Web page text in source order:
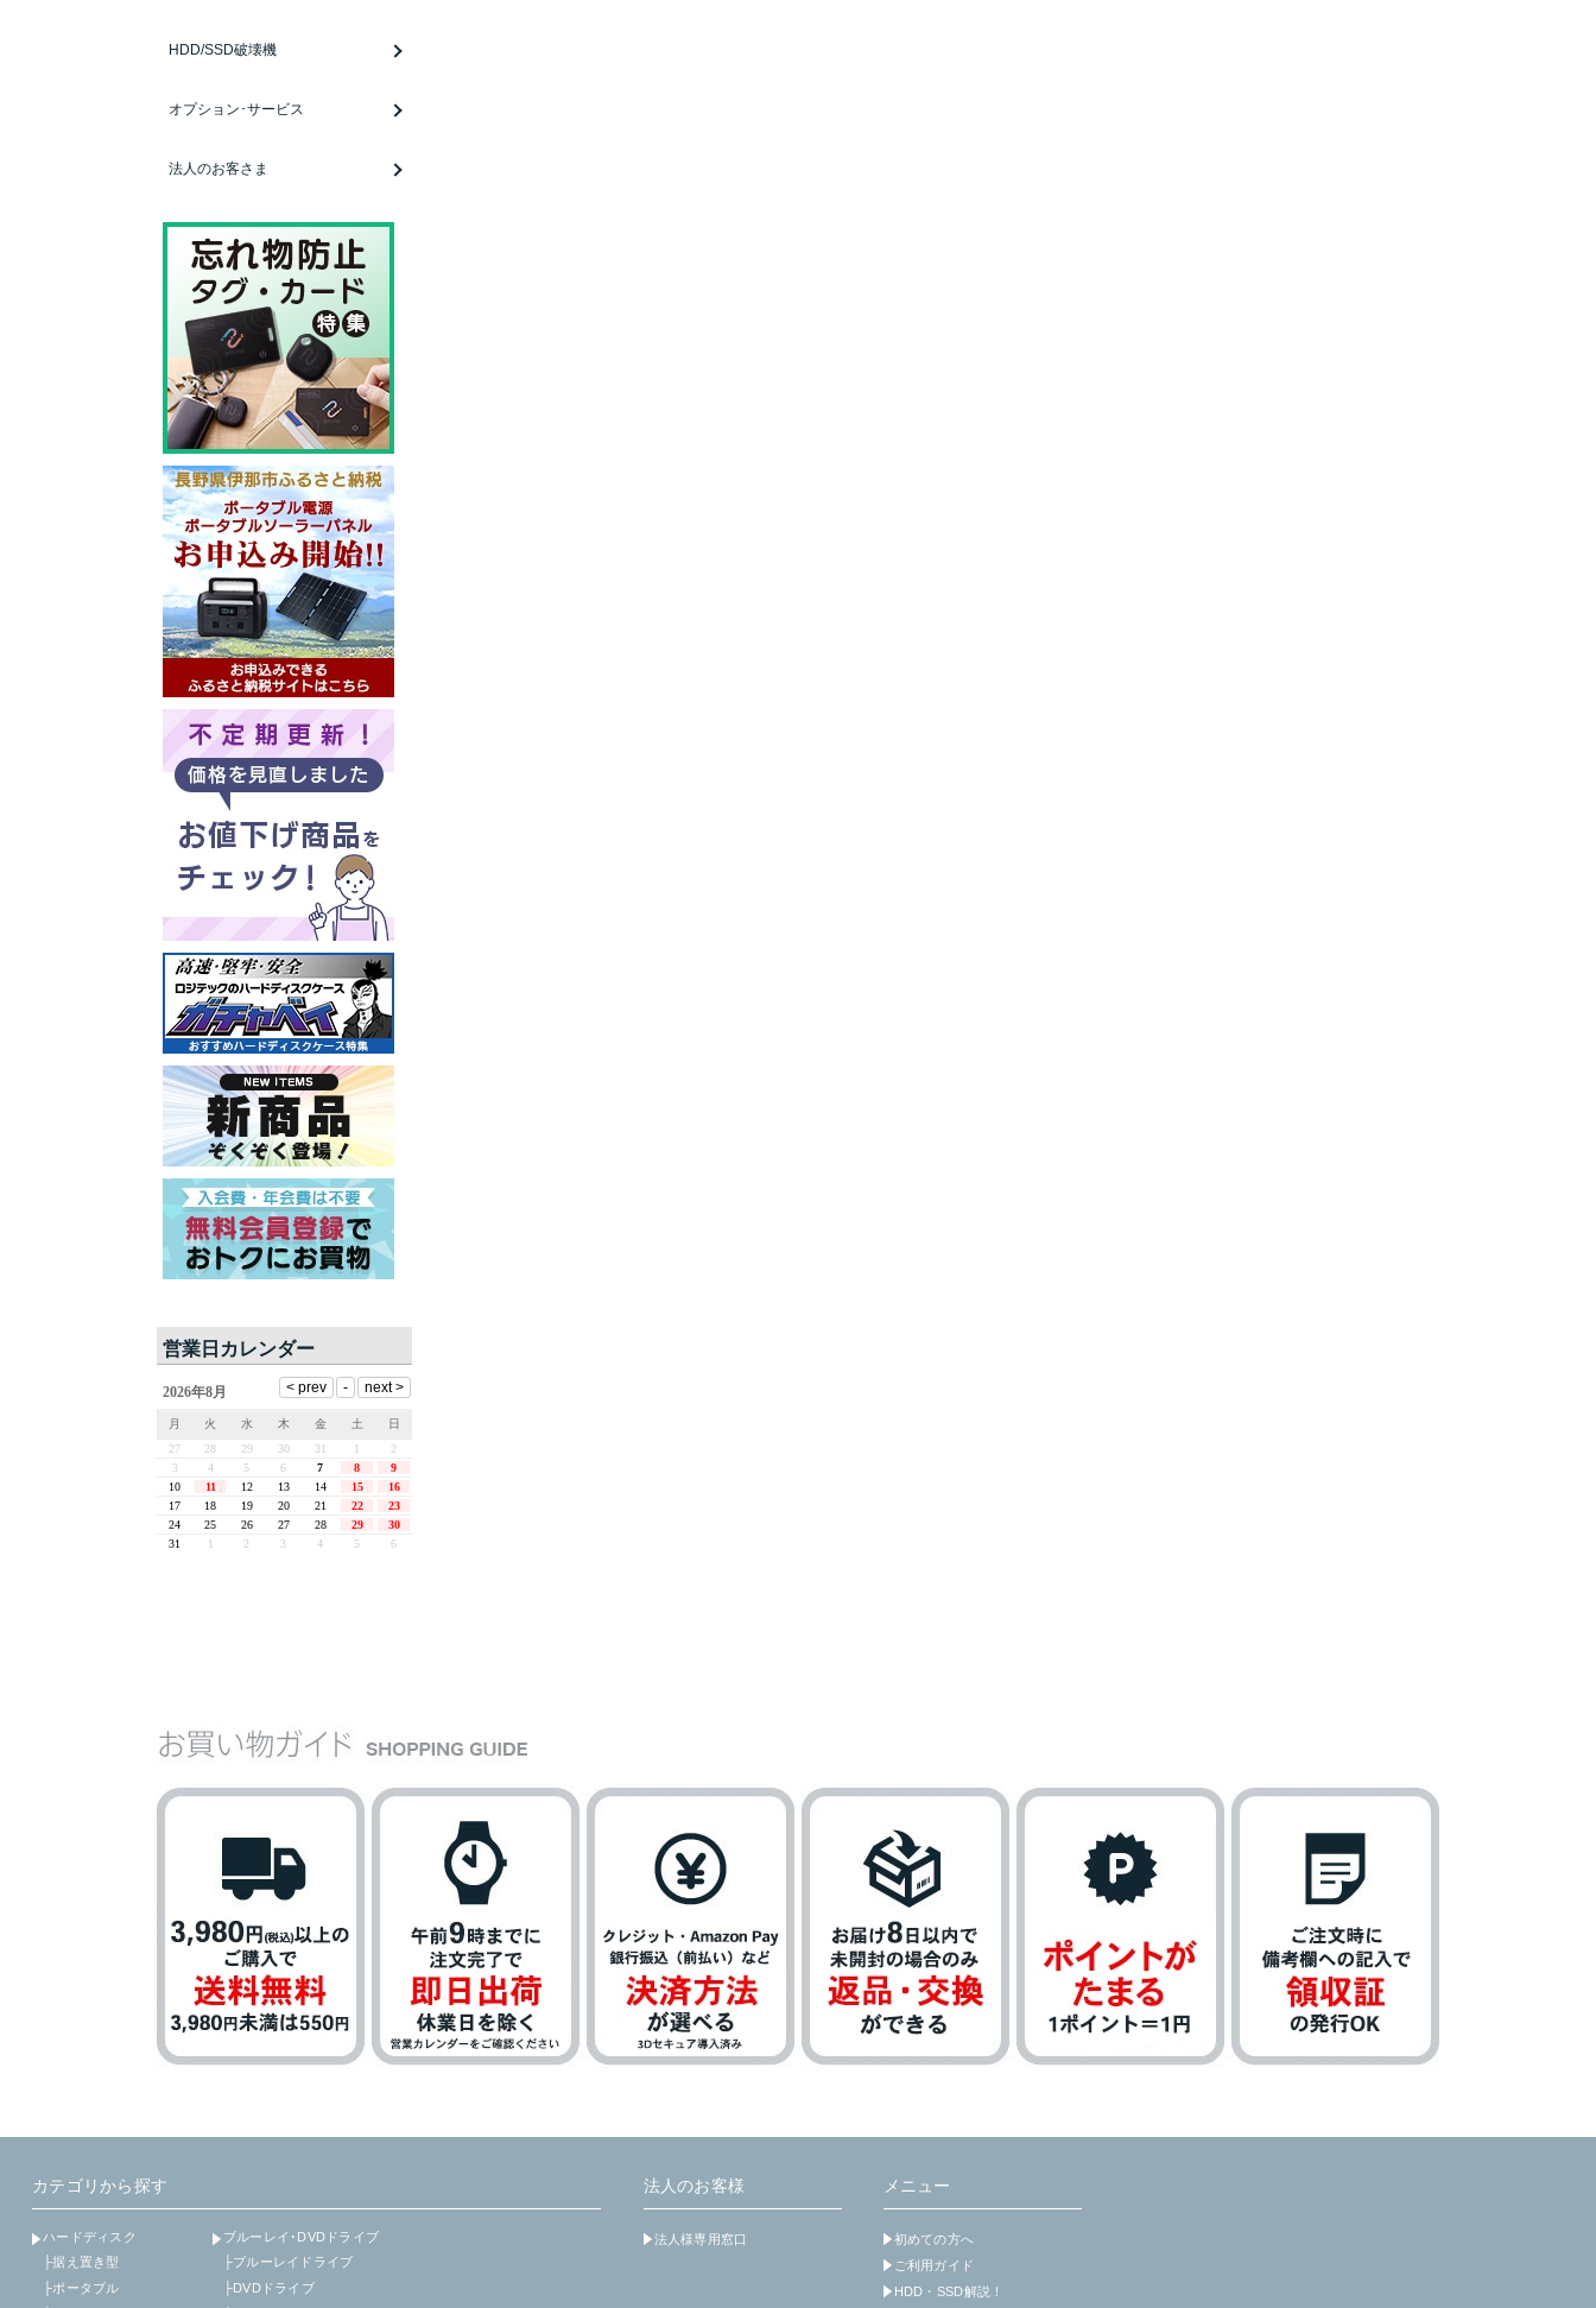
HDD/SSD破壊機
オプション･サービス
法人のお客さま
営業日カレンダー
カテゴリから探す
ハードディスク
├据え置き型
├ポータブル
ブルーレイ･DVDドライブ
├ブルーレイドライブ
├DVDドライブ
法人のお客様
法人様専用窓口
メニュー
初めての方へ
ご利用ガイド
HDD・SSD解説！